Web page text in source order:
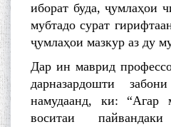
иборат буда, ҷумлаҳои
мубтадо сурат
ҷумлаҳои мазкур аз ду
Дар ин маврид
дарназардошти
намудаанд, ки: “Агар
воситаи